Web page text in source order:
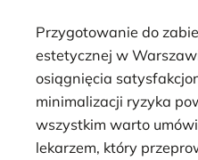
Przygotowanie do
estetycznej w
osiągnięcia
minimalizacji ryzyka
wszystkim warto
lekarzem, który